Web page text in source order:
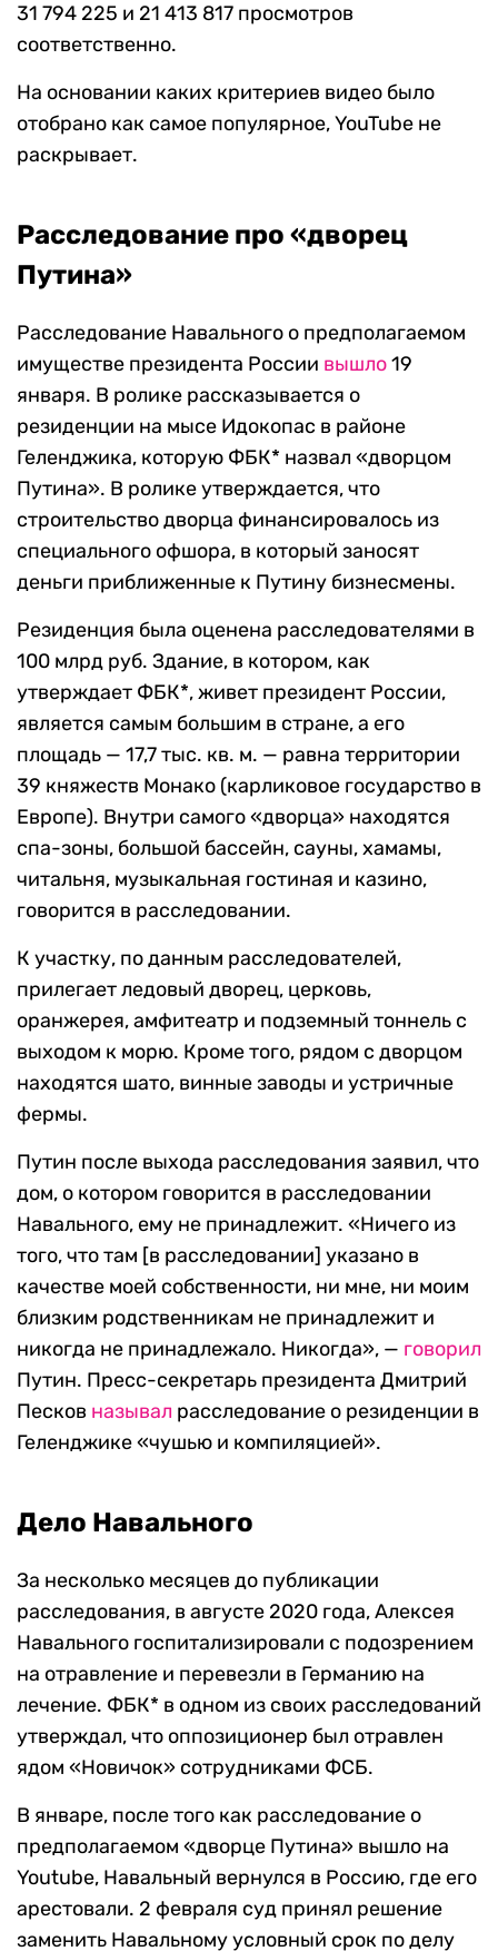
31 794 225 и 21 413 817 просмотров
соответственно.
На основании каких критериев видео было
отобрано как самое популярное, YouTube не
раскрывает.
Расследование про «дворец
Путина»
Расследование Навального о предполагаемом
имуществе президента России вышло19
января. В ролике рассказывается о
резиденции на мысе Идокопас в районе
Геленджика, которую ФБК* назвал «дворцом
Путина». В ролике утверждается, что
строительство дворца финансировалось из
специального офшора, в который заносят
деньги приближенные к Путину бизнесмены.
Резиденция была оценена расследователями в
100 млрд руб. Здание, в котором, как
утверждает ФБК*, живет президент России,
является самым большим в стране, а его
площадь — 17,7 тыс. кв. м. — равна территории
39 княжеств Монако (карликовое государство в
Европе). Внутри самого «дворца» находятся
спа-зоны, большой бассейн, сауны, хамамы,
читальня, музыкальная гостиная и казино,
говорится в расследовании.
К участку, по данным расследователей,
прилегает ледовый дворец, церковь,
оранжерея, амфитеатр и подземный тоннель с
выходом к морю. Кроме того, рядом с дворцом
находятся шато, винные заводы и устричные
фермы.
Путин после выхода расследования заявил, что
дом, о котором говорится в расследовании
Навального, ему не принадлежит. «Ничего из
того, что там [в расследовании] указано в
качестве моей собственности, ни мне, ни моим
близким родственникам не принадлежит и
никогда не принадлежало. Никогда», — говорил
Путин. Пресс-секретарь президента Дмитрий
Песков называл расследование о резиденции в
Геленджике «чушью и компиляцией».
Дело Навального
За несколько месяцев до публикации
расследования, в августе 2020 года, Алексея
Навального госпитализировали с подозрением
на отравление и перевезли в Германию на
лечение. ФБК* в одном из своих расследований
утверждал, что оппозиционер был отравлен
ядом «Новичок» сотрудниками ФСБ.
В январе, после того как расследование о
предполагаемом «дворце Путина» вышло на
Youtube, Навальный вернулся в Россию, где его
арестовали. 2 февраля суд принял решение
заменить Навальному условный срок по делу